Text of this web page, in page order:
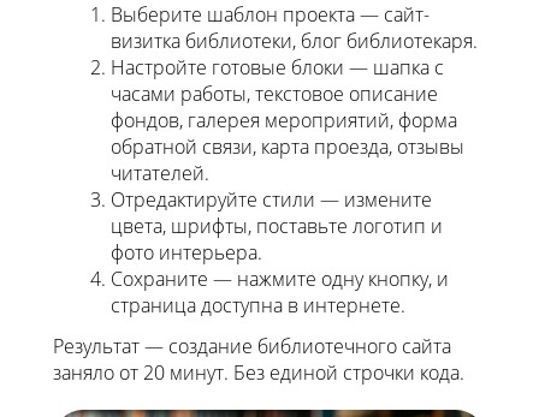
Выберите шаблон проекта — сайт-
визитка библиотеки, блог библиотекаря.
Настройте готовые блоки — шапка с
часами работы, текстовое описание
фондов, галерея мероприятий, форма
обратной связи, карта проезда, отзывы
читателей.
Отредактируйте стили — измените
цвета, шрифты, поставьте логотип и
фото интерьера.
Сохраните — нажмите одну кнопку, и
страница доступна в интернете.
Результат — создание библиотечного сайта
заняло от 20 минут. Без единой строчки кода.